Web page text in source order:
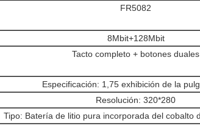
FR5082
8Mbit+128Mbit
Tacto completo + botones duales
Especificación: 1,75 exhibición de la
Resolución: 320*280
Tipo: Batería de litio pura incorporada del cobalto